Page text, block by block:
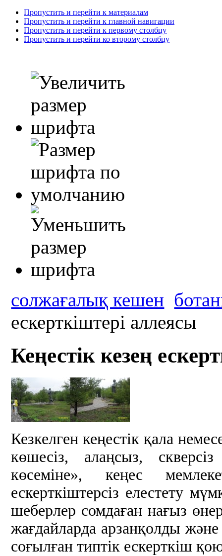
Пропустить и перейти к материалам
Пропустить и перейти к главной навигации
Пропустить и перейти к первому столбцу
Пропустить и перейти ко второму столбцу
солжағалық кешен
ескерткіштері аллеясы
Кеңестік кезең
Кезкелген кеңестік қала
көшесіз, алаңсыз,
көсеміне», кеңес
ескерткіштерсіз елестету
шеберлер сомдаған нағыз
жағдайларда арзанқолды
соғылған типтік ескерткіш